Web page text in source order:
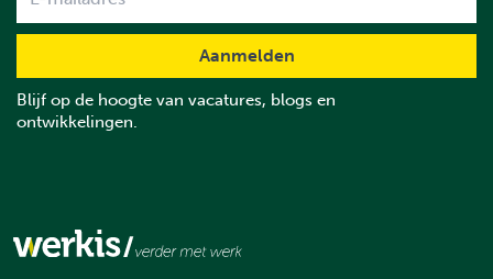
Blijf op de hoogte van vacatures, blogs en
ontwikkelingen.